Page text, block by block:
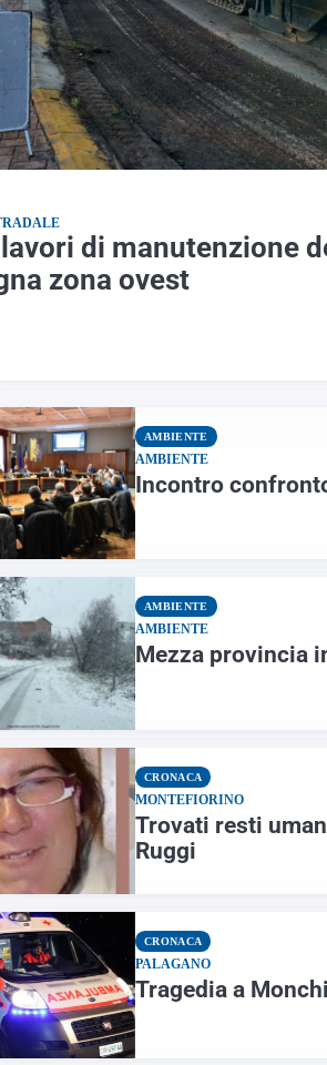
di manutenzione
zona ovest
AMBIENTE
AMBIENTE
Incontro
AMBIENTE
AMBIENTE
Mezza provincia
CRONACA
MONTEFIORINO
Trovati resti
Ruggi
CRONACA
PALAGANO
Tragedia a